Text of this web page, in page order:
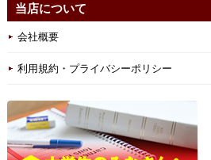
当店について
会社概要
利用規約・プライバシーポリシー